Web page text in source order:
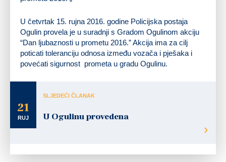
U četvrtak 15. rujna 2016. godine Policijska postaja
Ogulin provela je u suradnji s Gradom Ogulinom akciju
“Dan ljubaznosti u prometu 2016.” Akcija ima za cilj
poticati toleranciju odnosa između vozača i pješaka i
povećati sigurnost prometa u gradu Ogulinu.
21
RUJ
SLJEDEĆI ČLANAK
U Ogulinu provedena